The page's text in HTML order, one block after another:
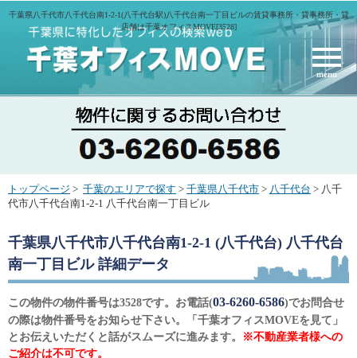
千葉県八千代市八千代台南1-2-1(八千代台駅)八千代台南一丁目ビルの賃貸事務所・貸事務所・貸
店舗は千葉オフィスMOVE[3528]
menu
トップページ > 千葉のエリアで探す > 千葉県八千代市 > 八千代台 > 八千
代市八千代台南1-2-1 八千代台南一丁目ビル
千葉県八千代市八千代台南1-2-1 (八千代台) 八千代台
南一丁目ビル詳細データ
この物件の物件番号は3528です。お電話(03-6260-6586)でお問合せ
の際は物件番号をお知らせ下さい。「千葉オフィスMOVEを見て」
とお伝えいただくと話がスムーズに進みます。
※不動産業者様への
ご紹介は不可です。